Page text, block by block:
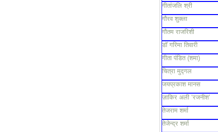
गीतांजलि श्री
गौरव शुक्ला
गौतम राजरिशी
डॉ गरिमा तिवारी
गीता पंडित (शमा)
चित्रा मुद्गल
जयप्रकाश मानस
ज़ाकिर अली ‘रजनीश’
तेजराम शर्मा
तेजेन्द्र शर्मा